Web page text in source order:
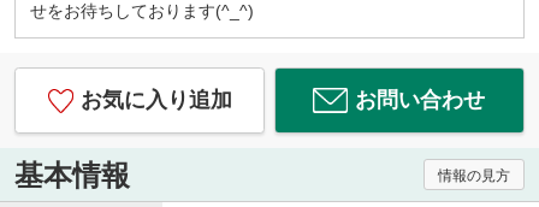
せをお待ちしております(^_^)
お気に入り追加 お問い合わせ
基本情報 情報の見方